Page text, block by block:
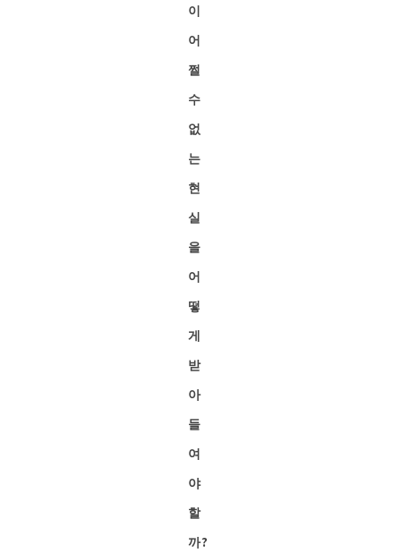
이
어
쩔
수
없
는
현
실
을
어
떻
게
받
아
들
여
야
할
까?